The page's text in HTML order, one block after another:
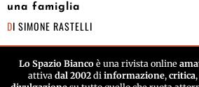
una famiglia
DI SIMONE RASTELLI
Lo Spazio Biancoè una rivista online
attiva dal 2002 di informazione, critica,